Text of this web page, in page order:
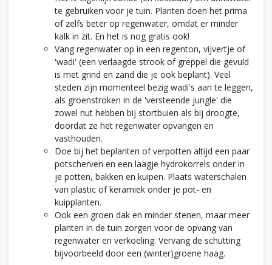
te gebruiken voor je tuin. Planten doen het prima
of zelfs beter op regenwater, omdat er minder
kalk in zit. En het is nog gratis ook!
Vang regenwater op in een regenton, vijvertje of
'wadi' (een verlaagde strook of greppel die gevuld
is met grind en zand die je ook beplant). Veel
steden zijn momenteel bezig wadi's aan te leggen,
als groenstroken in de 'versteende jungle' die
zowel nut hebben bij stortbuien als bij droogte,
doordat ze het regenwater opvangen en
vasthouden.
Doe bij het beplanten of verpotten altijd een paar
potscherven en een laagje hydrokorrels onder in
je potten, bakken en kuipen. Plaats waterschalen
van plastic of keramiek onder je pot- en
kuipplanten.
Ook een groen dak en minder stenen, maar meer
planten in de tuin zorgen voor de opvang van
regenwater en verkoeling. Vervang de schutting
bijvoorbeeld door een (winter)groene haag.